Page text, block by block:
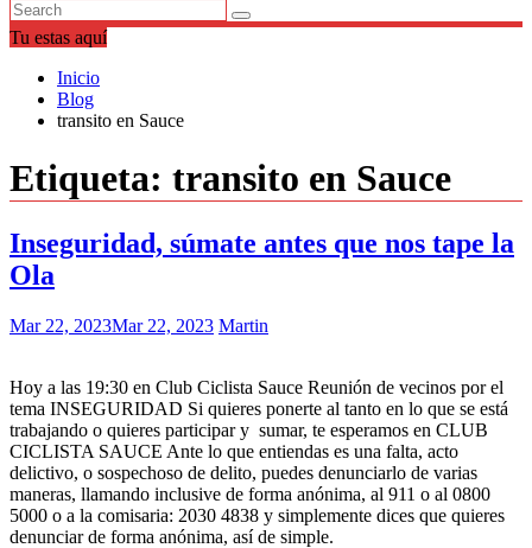
Tu estas aquí
Inicio
Blog
transito en Sauce
Etiqueta: transito en Sauce
Inseguridad, súmate antes que nos tape la
Ola
Mar 22, 2023Mar 22, 2023 Martin
Hoy a las 19:30 en Club Ciclista Sauce Reunión de vecinos por el
tema INSEGURIDAD Si quieres ponerte al tanto en lo que se está
trabajando o quieres participar y sumar, te esperamos en CLUB
CICLISTA SAUCE Ante lo que entiendas es una falta, acto
delictivo, o sospechoso de delito, puedes denunciarlo de varias
maneras, llamando inclusive de forma anónima, al 911 o al 0800
5000 o a la comisaria: 2030 4838 y simplemente dices que quieres
denunciar de forma anónima, así de simple.